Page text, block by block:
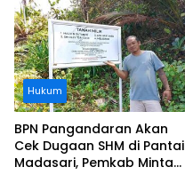
Ditanggung BPJS
Hukum
BPN Pangandaran Akan
Cek Dugaan SHM di Pantai
Madasari, Pemkab Minta